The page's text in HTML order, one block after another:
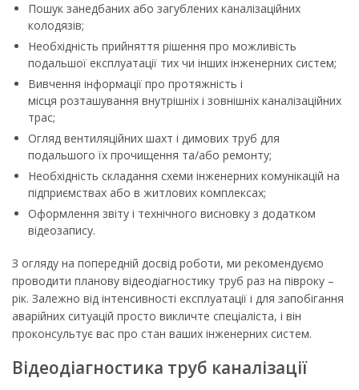
Пошук занедбаних або загублених каналізаційних
колодязів;
Необхідність прийняття рішення про можливість
подальшої експлуатації тих чи інших інженерних систем;
Вивчення інформації про протяжність і
місця розташування внутрішніх і зовнішніх каналізаційних
трас;
Огляд вентиляційних шахт і димових труб для
подальшого їх прочищення та/або ремонту;
Необхідність складання схеми інженерних комунікацій на
підприємствах або в житлових комплексах;
Оформлення звіту і технічного висновку з додатком
відеозапису.
З огляду на попередній досвід роботи, ми рекомендуємо
проводити планову відеодіагностику труб раз на півроку –
рік. Залежно від інтенсивності експлуатації і для запобігання
аварійних ситуацій просто викличте спеціаліста, і він
проконсультує вас про стан ваших інженерних систем.
Відеодіагностика труб каналізації